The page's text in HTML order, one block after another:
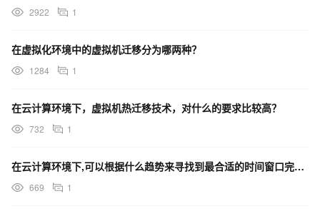
2922 1
在虚拟化环境中的虚拟机迁移分为哪两种？
1284 1
在云计算环境下，虚拟机热迁移技术，对什么的要求比较高？
732 1
在云计算环境下,可以根据什么趋势来寻找到最合适的时间窗口完成虚拟机热迁移的操作？
669 1